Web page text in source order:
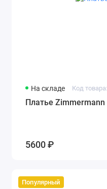
На складе Код
Платье Zimmermann
5600 ₽
Популярный